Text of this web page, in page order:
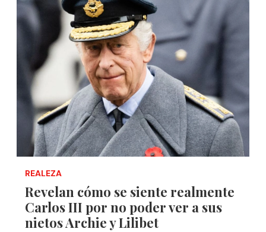
REALEZA
Revelan cómo se siente realmente
Carlos III por no poder ver a sus
nietos Archie y Lilibet